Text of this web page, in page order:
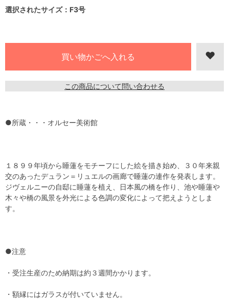
選択されたサイズ：F3号
この商品について問い合わせる
●所蔵・・・オルセー美術館
１８９９年頃から睡蓮をモチーフにした絵を描き始め、３０年来親
交のあったデュラン＝リュエルの画廊で睡蓮の連作を発表します。
ジヴェルニーの自邸に睡蓮を植え、日本風の橋を作り、池や睡蓮や
木々や橋の風景を外光による色調の変化によって把えようとしま
す。
●注意
・受注生産のため納期は約３週間かかります。
・額縁にはガラスが付いていません。